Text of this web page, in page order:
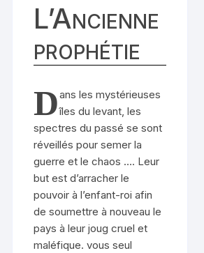
L’Ancienne
prophétie
Dans les mystérieuses
îles du levant, les
spectres du passé se sont
réveillés pour semer la
guerre et le chaos …. Leur
but est d’arracher le
pouvoir à l’enfant-roi afin
de soumettre à nouveau le
pays à leur joug cruel et
maléfique. vous seul